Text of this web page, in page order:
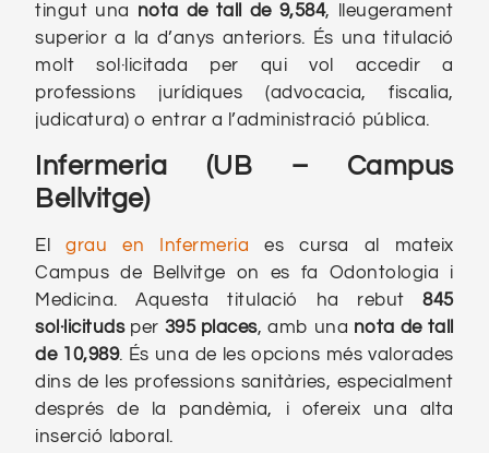
tingut una nota de tall de 9,584, lleugerament
superior a la d’anys anteriors. És una titulació
molt sol·licitada per qui vol accedir a
professions jurídiques (advocacia, fiscalia,
judicatura) o entrar a l’administració pública.
Infermeria (UB – Campus
Bellvitge)
Elgrau en Infermeria es cursa al mateix
Campus de Bellvitge on es fa Odontologia i
Medicina. Aquesta titulació ha rebut845
sol·licitudsper 395 places, amb una nota de tall
de 10,989. És una de les opcions més valorades
dins de les professions sanitàries, especialment
després de la pandèmia, i ofereix una alta
inserció laboral.